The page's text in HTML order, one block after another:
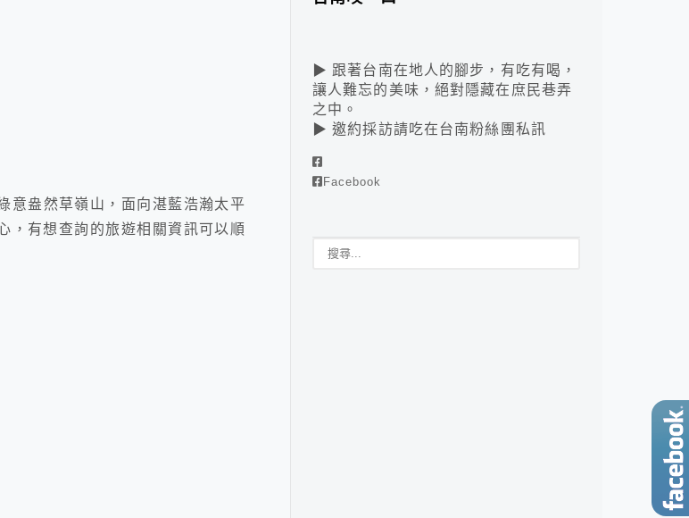
意盎然草嶺山，面向湛藍浩瀚太平
，有想查詢的旅遊相關資訊可以順
▶ 跟著台南在地人的腳步，有吃有喝，
讓人難忘的美味，絕對隱藏在庶民巷弄
之中。
▶ 邀約採訪請吃在台南粉絲團私訊
Facebook